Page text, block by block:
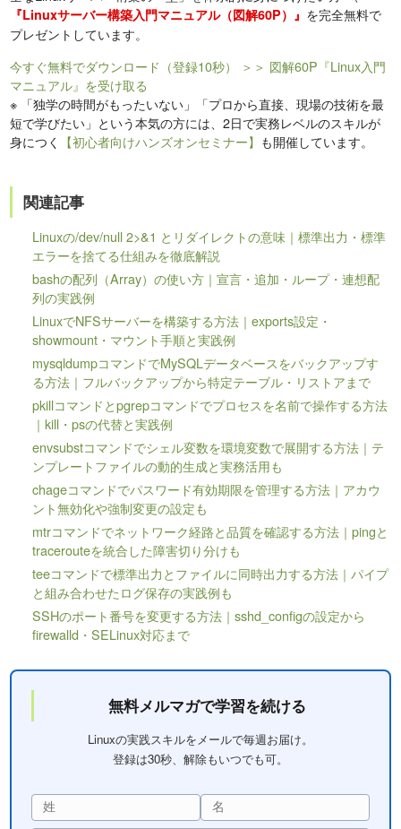
『Linuxサーバー構築入門マニュアル（図解60P）』 を完全無料で
プレゼントしています。
今すぐ無料でダウンロード（登録10秒）
＞＞ 図解60P『Linux入門
マニュアル』を受け取る
※ 「独学の時間がもったいない」「プロから直接、現場の技術を最
短で学びたい」という本気の方には、2日で実務レベルのスキルが
身につく
【初心者向けハンズオンセミナー】 も開催しています。
関連記事
Linuxの/dev/null 2>&1 とリダイレクトの意味｜標準出力・標準
エラーを捨てる仕組みを徹底解説
bashの配列（Array）の使い方｜宣言・追加・ループ・連想配
列の実践例
LinuxでNFSサーバーを構築する方法｜exports設定・
showmount・マウント手順と実践例
mysqldumpコマンドでMySQLデータベースをバックアップす
る方法｜フルバックアップから特定テーブル・リストアまで
pkillコマンドとpgrepコマンドでプロセスを名前で操作する方法
｜kill・psの代替と実践例
envsubstコマンドでシェル変数を環境変数で展開する方法｜テ
ンプレートファイルの動的生成と実務活用も
chageコマンドでパスワード有効期限を管理する方法｜アカウ
ント無効化や強制変更の設定も
mtrコマンドでネットワーク経路と品質を確認する方法｜pingと
tracerouteを統合した障害切り分けも
teeコマンドで標準出力とファイルに同時出力する方法｜パイプ
と組み合わせたログ保存の実践例も
SSHのポート番号を変更する方法｜sshd_configの設定から
firewalld・SELinux対応まで
無料メルマガで学習を続ける
Linuxの実践スキルをメールで毎週お届け。
登録は30秒、解除もいつでも可。